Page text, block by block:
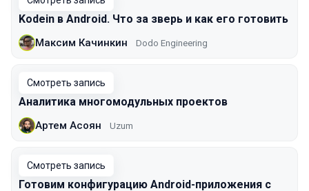
Kodein в Android. Что за зверь и как его готовить
Максим Качинкин Dodo Engineering
Смотреть запись
Аналитика многомодульных проектов
Артем Асоян Uzum
Смотреть запись
Готовим конфигурацию Android-приложения с